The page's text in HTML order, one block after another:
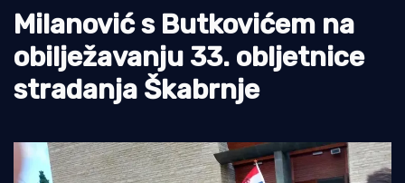
Pomorstvo
Ribolov
Ekologija
Milanović s Butkovićem na
obilježavanju 33. obljetnice
stradanja Škabrnje